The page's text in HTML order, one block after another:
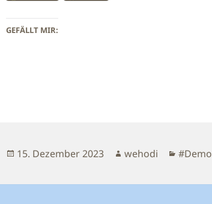
GEFÄLLT MIR:
Veröffentlicht
15. Dezember 2023 Autor
wehodi